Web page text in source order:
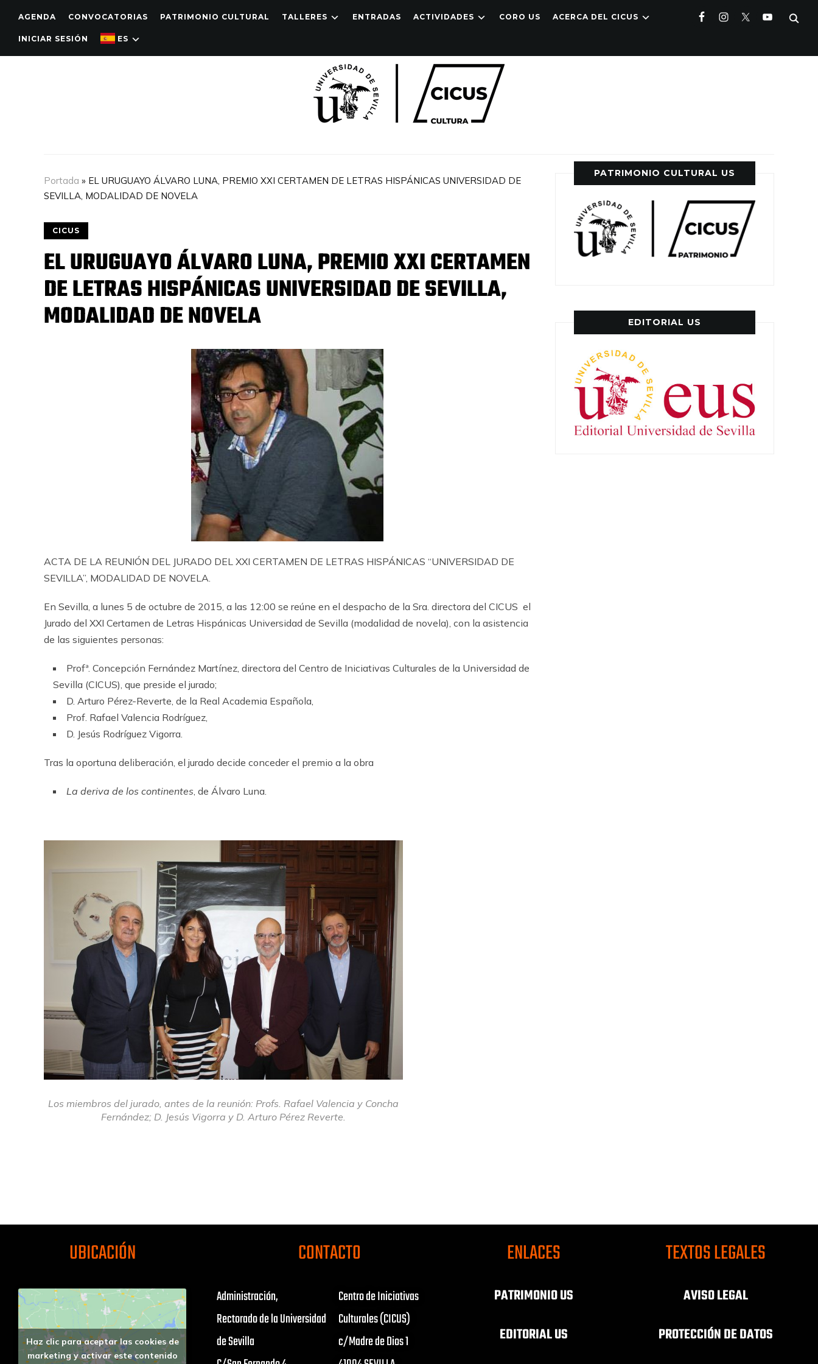
AGENDA CONVOCATORIAS PATRIMONIO CULTURAL TALLERES ENTRADAS ACTIVIDADES CORO US ACERCA DEL CICUS
INICIAR SESIÓN ES
Portada » EL URUGUAYO ÁLVARO LUNA, PREMIO XXI CERTAMEN DE LETRAS HISPÁNICAS UNIVERSIDAD DE
SEVILLA, MODALIDAD DE NOVELA
CICUS
EL URUGUAYO ÁLVARO LUNA, PREMIO XXI CERTAMEN
DE LETRAS HISPÁNICAS UNIVERSIDAD DE SEVILLA,
MODALIDAD DE NOVELA
ACTA DE LA REUNIÓN DEL JURADO DEL XXI CERTAMEN DE LETRAS HISPÁNICAS “UNIVERSIDAD DE
SEVILLA”, MODALIDAD DE NOVELA.
En Sevilla, a lunes 5 de octubre de 2015, a las 12:00 se reúne en el despacho de la Sra. directora del CICUS el
Jurado del XXI Certamen de Letras Hispánicas Universidad de Sevilla (modalidad de novela), con la asistencia
de las siguientes personas:
Profª. Concepción Fernández Martínez, directora del Centro de Iniciativas Culturales de la Universidad de
Sevilla (CICUS), que preside el jurado;
D. Arturo Pérez-Reverte, de la Real Academia Española,
Prof. Rafael Valencia Rodríguez,
D. Jesús Rodríguez Vigorra.
Tras la oportuna deliberación, el jurado decide conceder el premio a la obra
La deriva de los continentes, de Álvaro Luna.
Los miembros del jurado, antes de la reunión: Profs. Rafael Valencia y Concha
Fernández; D. Jesús Vigorra y D. Arturo Pérez Reverte.
PATRIMONIO CULTURAL US
EDITORIAL US
UBICACIÓN
Haz clic para aceptar las cookies de
marketing y activar este contenido
CONTACTO
Administración,
Rectorado de la Universidad
de Sevilla
Centro de Iniciativas
Culturales (CICUS)
c/Madre de Dios 1
ENLACES
PATRIMONIO US
EDITORIAL US
TEXTOS LEGALES
AVISO LEGAL
PROTECCIÓN DE DATOS